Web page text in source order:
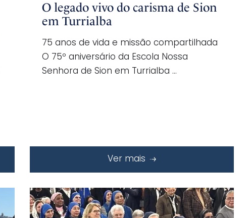
O legado vivo do carisma de Sion
em Turrialba
75 anos de vida e missão compartilhada
O 75º aniversário da Escola Nossa
Senhora de Sion em Turrialba …
Ver mais